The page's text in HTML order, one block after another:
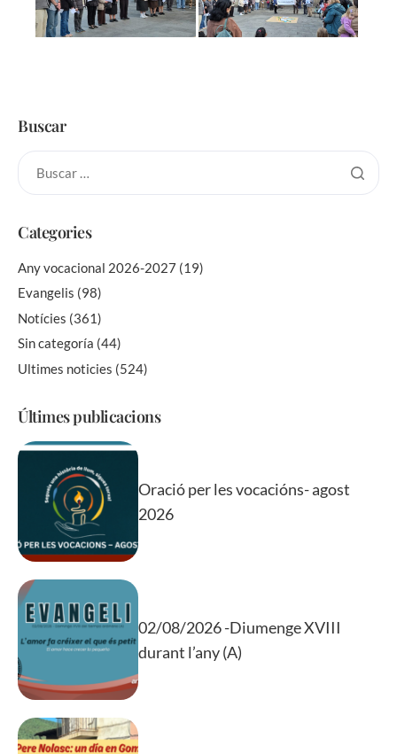
Buscar
Categories
Any vocacional 2026-2027 (19)
Evangelis (98)
Notícies (361)
Sin categoría (44)
Ultimes noticies (524)
Últimes publicacions
Oració per les vocacións- agost
2026
02/08/2026 -Diumenge XVIII
durant l’any (A)